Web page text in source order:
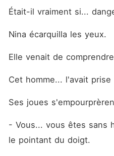
Était-il vraiment si...
Nina écarquilla les yeux.
Elle venait de
Cet homme... l'avait
Ses joues
- Vous... vous êtes sans
le pointant du doigt.